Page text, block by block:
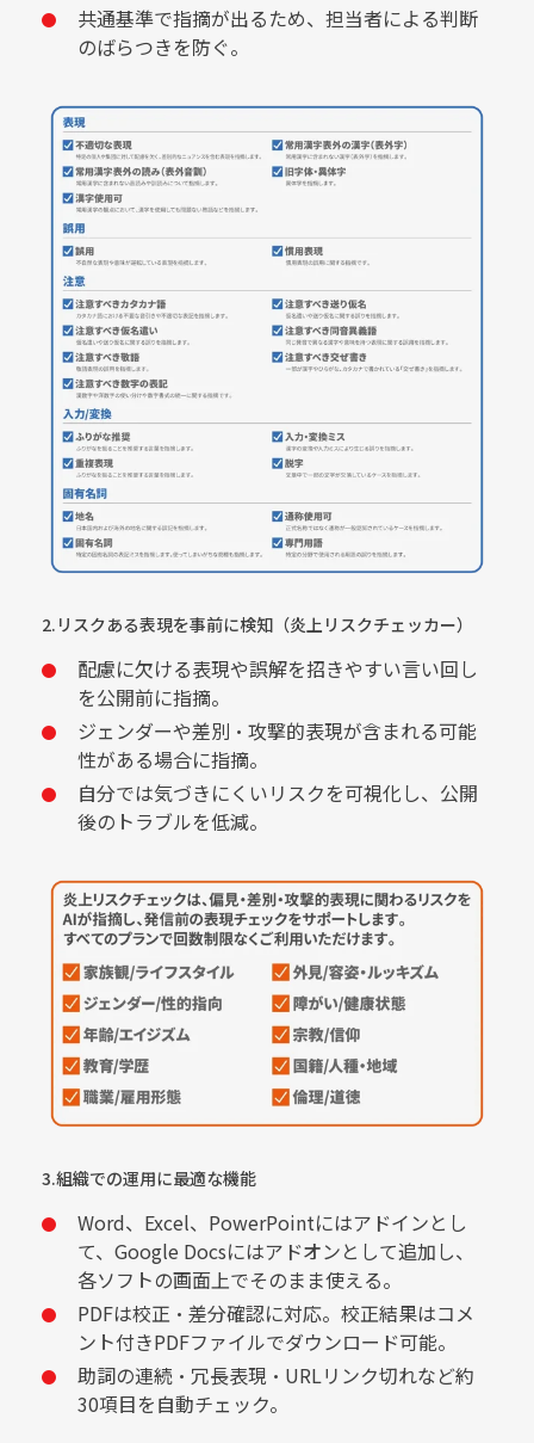
共通基準で指摘が出るため、担当者による判断
のばらつきを防ぐ。
2.リスクある表現を事前に検知（炎上リスクチェッカー）
配慮に欠ける表現や誤解を招きやすい言い回し
を公開前に指摘。
ジェンダーや差別・攻撃的表現が含まれる可能
性がある場合に指摘。
自分では気づきにくいリスクを可視化し、公開
後のトラブルを低減。
3.組織での運用に最適な機能
Word、Excel、PowerPointにはアドインとし
て、Google Docsにはアドオンとして追加し、
各ソフトの画面上でそのまま使える。
PDFは校正・差分確認に対応。校正結果はコメ
ント付きPDFファイルでダウンロード可能。
助詞の連続・冗長表現・URLリンク切れなど約
30項目を自動チェック。